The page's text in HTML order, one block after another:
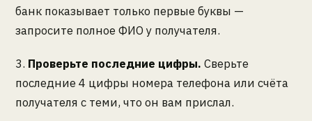
банк показывает только первые буквы —
запросите полное ФИО у получателя.
3. Проверьте последние цифры. Сверьте
последние 4 цифры номера телефона или счёта
получателя с теми, что он вам прислал.